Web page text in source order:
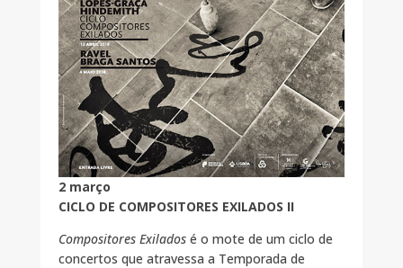
2 março
CICLO DE COMPOSITORES EXILADOS II
Compositores Exiladosé o mote de um ciclo de
concertos que atravessa a Temporada de